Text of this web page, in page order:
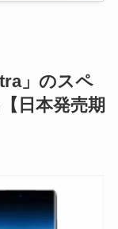
」のスペ
日本発売期